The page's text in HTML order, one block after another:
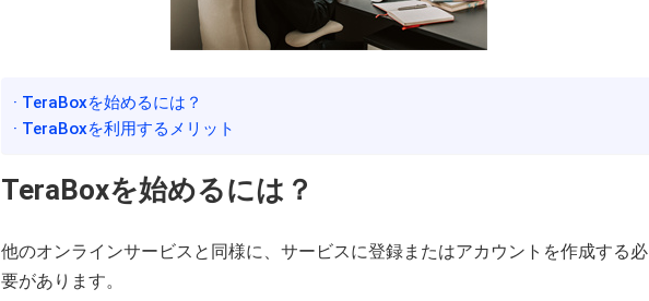
· TeraBoxを始めるには？
· TeraBoxを利用するメリット
TeraBoxを始めるには ？
他のオンラインサービスと同様に、サービスに登録またはアカウントを作成する必
要があります。